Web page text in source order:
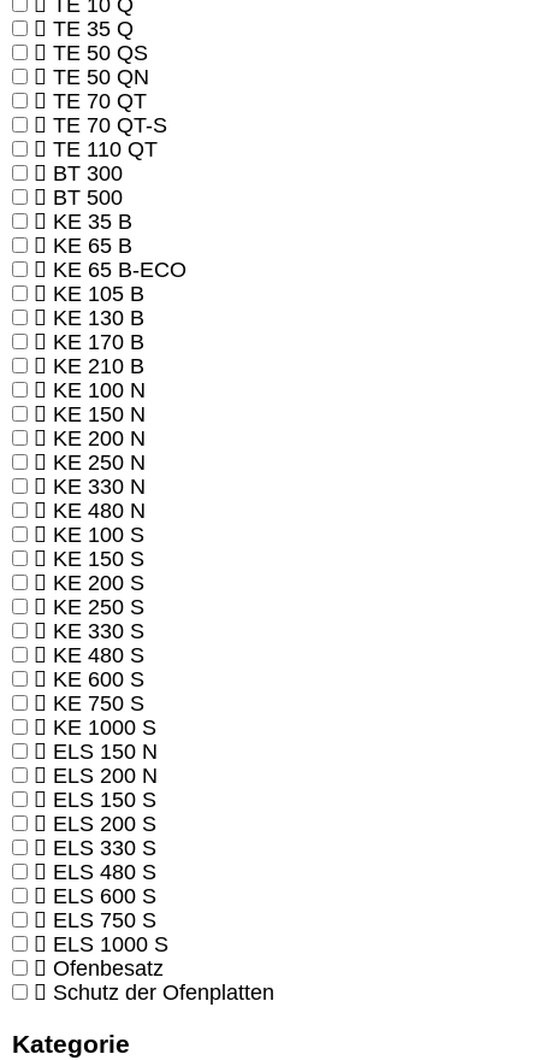
TE 10 Q
TE 35 Q
TE 50 QS
TE 50 QN
TE 70 QT
TE 70 QT-S
TE 110 QT
BT 300
BT 500
KE 35 B
KE 65 B
KE 65 B-ECO
KE 105 B
KE 130 B
KE 170 B
KE 210 B
KE 100 N
KE 150 N
KE 200 N
KE 250 N
KE 330 N
KE 480 N
KE 100 S
KE 150 S
KE 200 S
KE 250 S
KE 330 S
KE 480 S
KE 600 S
KE 750 S
KE 1000 S
ELS 150 N
ELS 200 N
ELS 150 S
ELS 200 S
ELS 330 S
ELS 480 S
ELS 600 S
ELS 750 S
ELS 1000 S
Ofenbesatz
Schutz der Ofenplatten
Kategorie